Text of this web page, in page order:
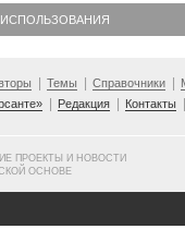
Темы Справочники
Редакция Контакты
ПРОЕКТЫ И НОВОСТИ
ОСНОВЕ